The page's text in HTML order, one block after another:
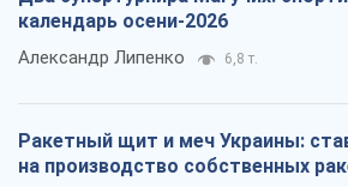
календарь осени-2026
Александр Липенко 6,8 т.
Ракетный щит и меч Украины:
на производство собственных